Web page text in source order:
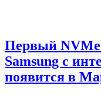
Первый NVMe
Samsung с
появится в